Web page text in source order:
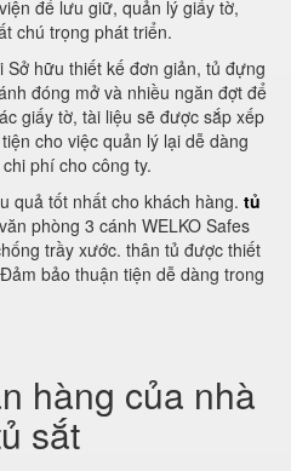
để lưu giữ, quản lý giấy tờ,
chú trọng phát triển.
Sở hữu thiết kế đơn giản, tủ đựng
đóng mở và nhiều ngăn đợt để
giấy tờ, tài liệu sẽ được sắp xếp
cho việc quản lý lại dễ dàng
phí cho công ty.
quả tốt nhất cho khách hàng. tủ
phòng 3 cánh WELKO Safes
trầy xước. thân tủ được thiết
bảo thuận tiện dễ dàng trong
hàng của nhà
sắt